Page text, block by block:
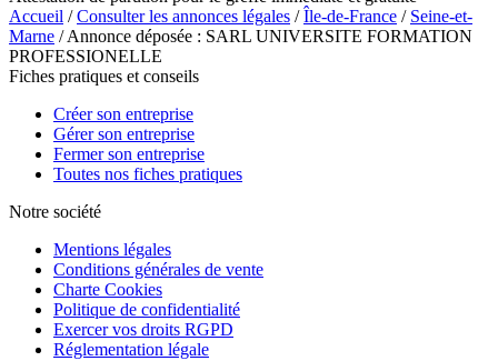
Accueil /Consulter les annonces légales /Île-de-France / Seine-et-
Marne / Annonce déposée : SARL UNIVERSITE FORMATION
PROFESSIONELLE
Fiches pratiques et conseils
Créer son entreprise
Gérer son entreprise
Fermer son entreprise
Toutes nos fiches pratiques
Notre société
Mentions légales
Conditions générales de vente
Charte Cookies
Politique de confidentialité
Exercer vos droits RGPD
Réglementation légale